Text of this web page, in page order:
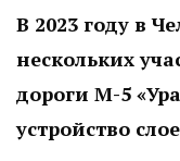
В 2023 году в
нескольких
дороги М-5
устройство